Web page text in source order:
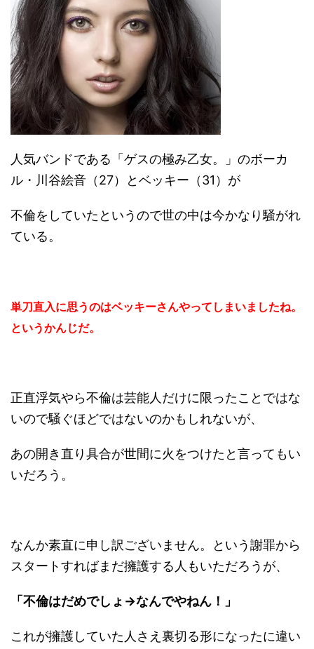
人気バンドである「ゲスの極み乙女。」のボーカ
ル・川谷絵音（27）とベッキー（31）が
不倫をしていたというので世の中は今かなり騒がれ
ている。
単刀直入に思うのはベッキーさんやってしまいましたね。
というかんじだ。
正直浮気やら不倫は芸能人だけに限ったことではな
いので騒ぐほどではないのかもしれないが、
あの開き直り具合が世間に火をつけたと言ってもい
いだろう。
なんか素直に申し訳ございません。という謝罪から
スタートすればまだ擁護する人もいただろうが、
「不倫はだめでしょ→なんでやねん！」
これが擁護していた人さえ裏切る形になったに違い